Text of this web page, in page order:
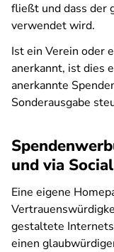
fließt und dass der
verwendet wird.
Ist ein Verein oder
anerkannt, ist dies
anerkannte
Sonderausgabe
und via
Eine eigene
gestaltete
einen